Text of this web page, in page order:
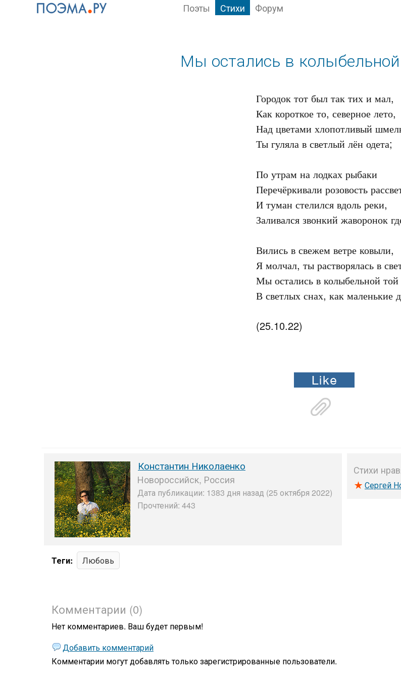
Поэты Стихи Форум
Мы остались в
Городок тот был так тих и мал,
Как короткое то, северное лето,
Над цветами хлопотливый
Ты гуляла в светлый лён одета;
По утрам на лодках рыбаки
Перечёркивали розовость
И туман стелился вдоль реки,
Заливался звонкий жаворонок
Вились в свежем ветре ковыли,
Я молчал, ты растворялась в
Мы остались в колыбельной той
В светлых снах, как маленькие
(25.10.22)
Константин Николаенко
Новороссийск, Россия
Дата публикации: 1383 дня назад (25 октября 2022)
Прочтений: 443
Стихи
Сергей
Теги: Любовь
Комментарии (0)
Нет комментариев. Ваш будет первым!
Добавить комментарий
Комментарии могут добавлять толькозарегистрированные пользователи.